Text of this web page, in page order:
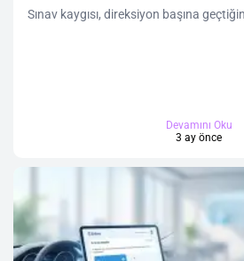
Sınav kaygısı, direksiyon başına
Devamını Oku
3 ay önce